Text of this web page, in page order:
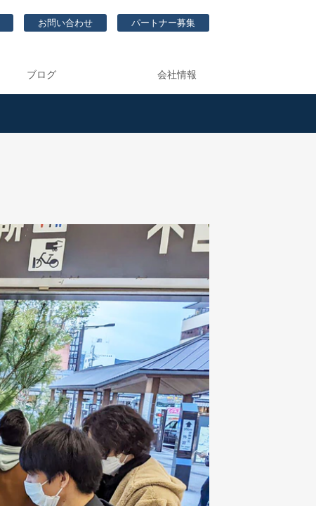
お問い合わせ パートナー募集
ブログ 会社情報